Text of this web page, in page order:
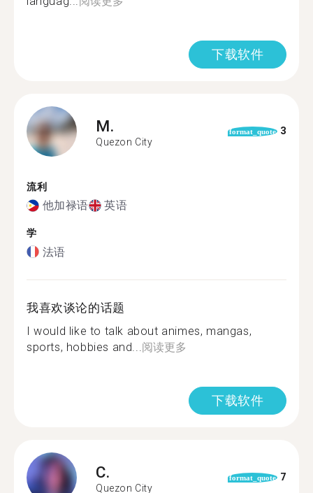
下载软件
M.
Quezon City
format_quote 3
流利
他加禄语 英语
学
法语
我喜欢谈论的话题
I would like to talk about animes, mangas,
sports, hobbies and... 阅读更多
下载软件
C.
Quezon City
format_quote 7